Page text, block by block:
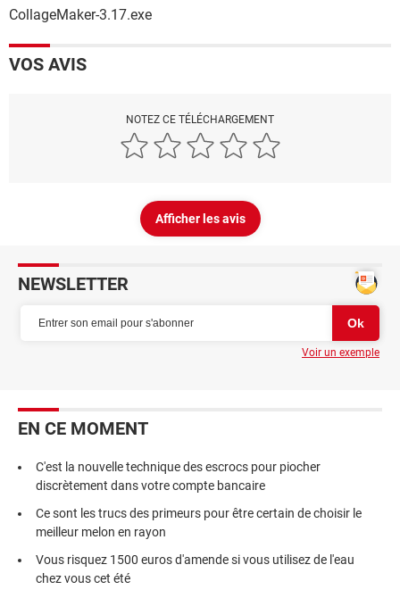
CollageMaker-3.17.exe
VOS AVIS
NOTEZ CE TÉLÉCHARGEMENT
Afficher les avis
NEWSLETTER
Voir un exemple
EN CE MOMENT
C'est la nouvelle technique des escrocs pour piocher
discrètement dans votre compte bancaire
Ce sont les trucs des primeurs pour être certain de choisir le
meilleur melon en rayon
Vous risquez 1500 euros d'amende si vous utilisez de l'eau
chez vous cet été